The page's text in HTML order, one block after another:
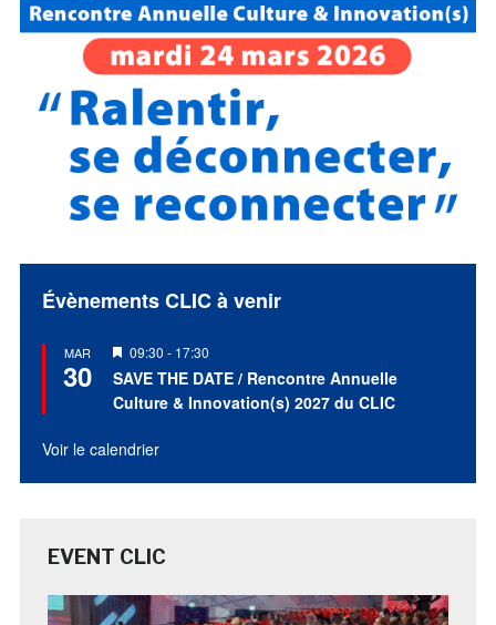
Évènements CLIC à venir
MAR
30
Mis
en
avant
09:30 - 17:30
SAVE THE DATE / Rencontre Annuelle
Culture & Innovation(s) 2027 du CLIC
Voir le calendrier
EVENT CLIC